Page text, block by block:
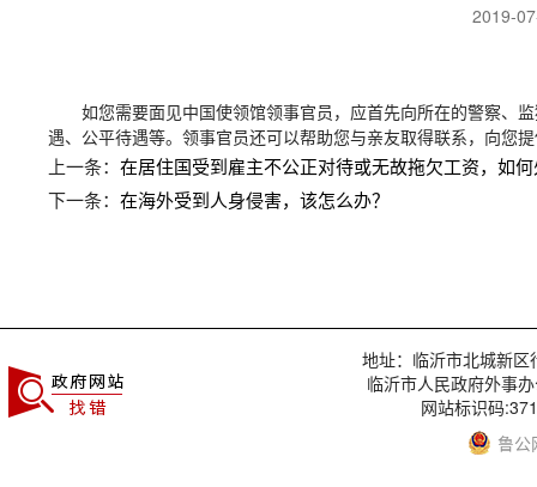
2019-
如您需要面见中国使领馆领事官员，应首先向所在的警察、
遇、公平待遇等。领事官员还可以帮助您与亲友取得联系，向您
上一条： 在居住国受到雇主不公正对待或无故拖欠工资，如
下一条： 在海外受到人身侵害，该怎么办？
地址：临沂市北城新
临沂市人民政府外事
网站标识码
鲁公